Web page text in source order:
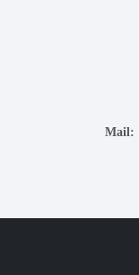
Mail: